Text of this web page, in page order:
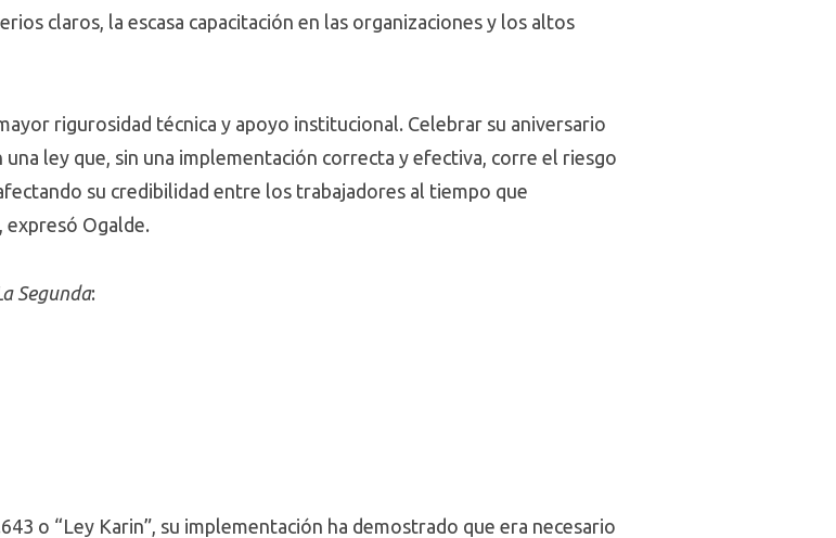
claros, la escasa capacitación en las organizaciones y los altos
rigurosidad técnica y apoyo institucional. Celebrar su aniversario
ley que, sin una implementación correcta y efectiva, corre el riesgo
su credibilidad entre los trabajadores al tiempo que
expresó Ogalde.
Segunda:
o “Ley Karin”, su implementación ha demostrado que era necesario